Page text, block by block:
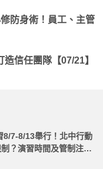
防身術！員工、主管
信任團隊【07/21】
8/7-8/13舉行！北中行動
？演習時間及管制注意